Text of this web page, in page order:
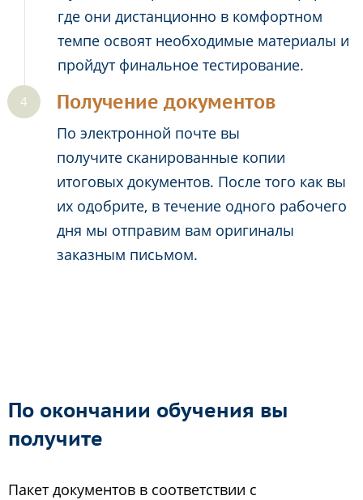
где они дистанционно в комфортном
темпе освоят необходимые материалы и
пройдут финальное тестирование.
Получение документов
По электронной почте вы
получите сканированные копии
итоговых документов. После того как вы
их одобрите, в течение одного рабочего
дня мы отправим вам оригиналы
заказным письмом.
По окончании обучения вы
получите
Пакет документов в соответствии с